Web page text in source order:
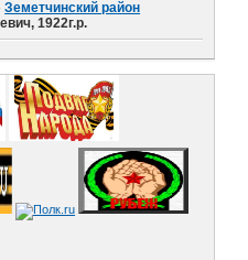
Земетчинский район
1922г.р.